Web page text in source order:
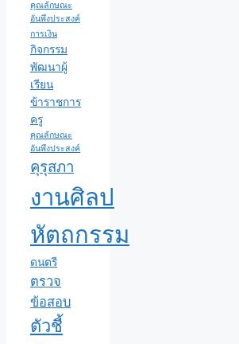
คุณลักษณะ
อันพึงประสงค์
การเงิน
กิจกรรม
พัฒนาผู้
เรียน
ข้าราชการ
ครู
คุณลักษณะ
อันพึงประสงค์
คุรุสภา
งานศิลป
หัตถกรรม
ดนตรี
ตรวจ
ข้อสอบ
ตัวชี้